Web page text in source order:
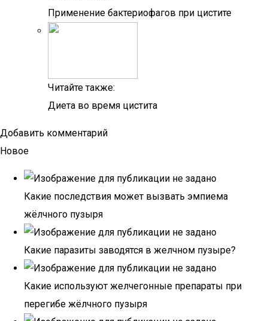
Применение бактериофагов при цистите
Читайте также:
Диета во время цистита
Добавить комментарий
Новое
Какие последствия может вызвать эмпиема
жёлчного пузыря
Какие паразиты заводятся в желчном пузыре?
Какие используют желчегонные препараты при
перегибе жёлчного пузыря